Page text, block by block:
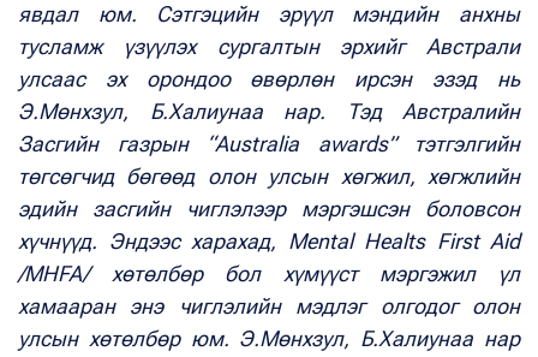
явдал юм. Сэтгэцийн эрүүл мэндийн анхны
тусламж үзүүлэх сургалтын эрхийг Австрали
улсаас эх орондоо өвөрлөн ирсэн эзэд нь
Э.Мөнхзул, Б.Халиунаа нар. Тэд Австралийн
Засгийн газрын “Australia awards” тэтгэлгийн
төгсөгчид бөгөөд олон улсын хөгжил, хөгжлийн
эдийн засгийн чиглэлээр мэргэшсэн боловсон
хүчнүүд. Эндээс харахад, Mental Healts First Aid
/MHFA/ хөтөлбөр бол хүмүүст мэргэжил үл
хамааран энэ чиглэлийн мэдлэг олгодог олон
улсын хөтөлбөр юм. Э.Мөнхзул, Б.Халиунаа нар